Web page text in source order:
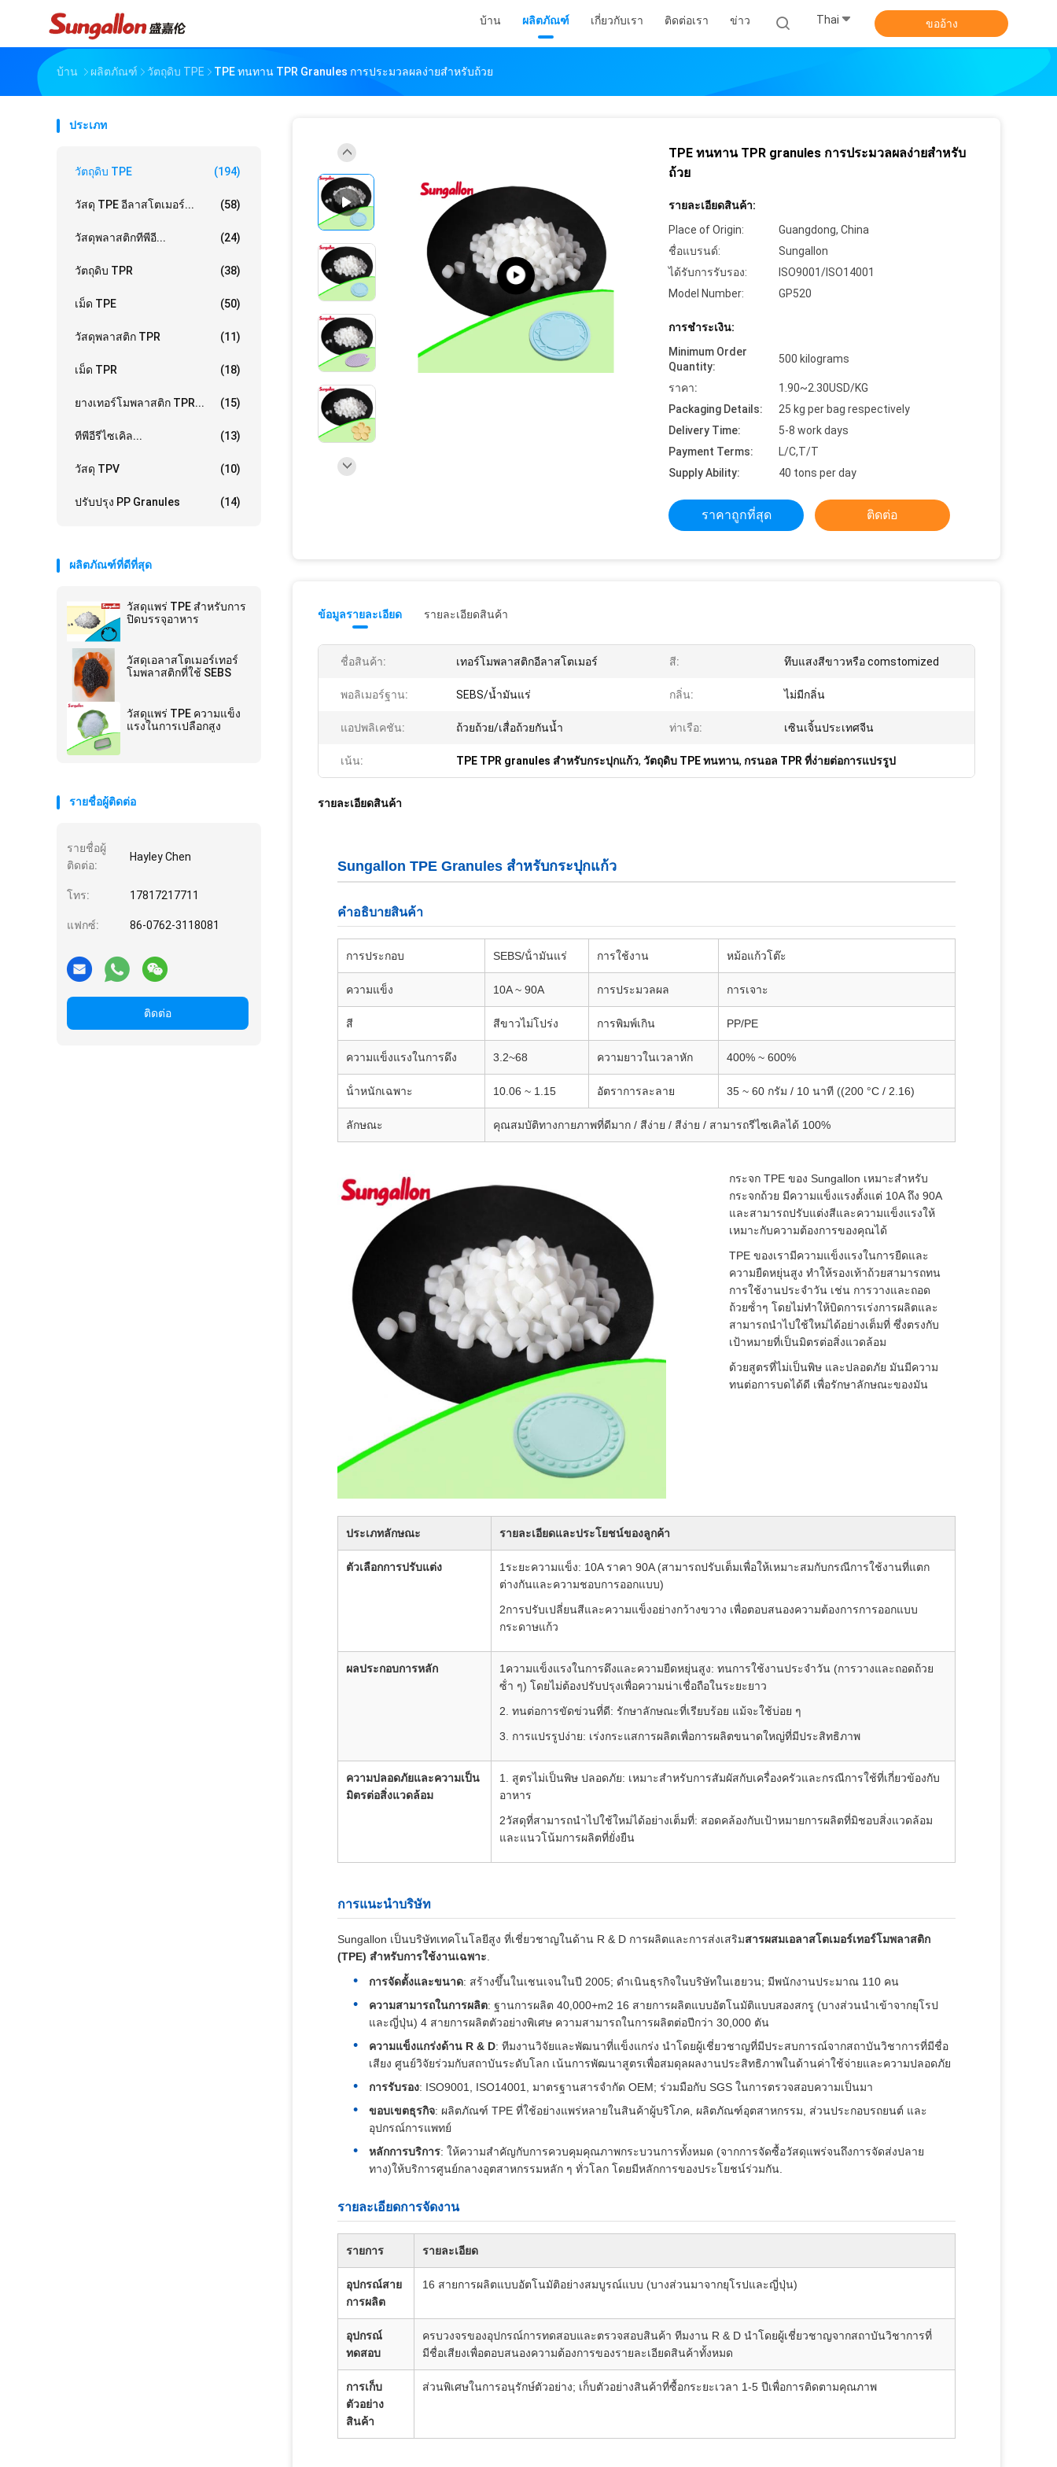
บ้าน ผลิตภัณฑ์ เกี่ยวกับเรา ติดต่อเรา ข่าว Thai ขออ้าง
บ้าน ผลิตภัณฑ์ วัตถุดิบ TPE TPE ทนทาน TPR Granules การประมวลผลง่ายสําหรับถ้วย
ประเภท
วัตถุดิบ TPE (194)
วัสดุ TPE อีลาสโตเมอร์... (58)
วัสดุพลาสติกทีพีอี... (24)
วัตถุดิบ TPR (38)
เม็ด TPE (50)
วัสดุพลาสติก TPR (11)
เม็ด TPR (18)
ยางเทอร์โมพลาสติก TPR... (15)
ทีพีอีรีไซเคิล... (13)
วัสดุ TPV (10)
ปรับปรุง PP Granules (14)
ผลิตภัณฑ์ที่ดีที่สุด
วัสดุแพร่ TPE สําหรับการ
ปิดบรรจุอาหาร
วัสดุเอลาสโตเมอร์เทอร์
โมพลาสติกที่ใช้ SEBS
วัสดุแพร่ TPE ความแข็ง
แรงในการเปลือกสูง
รายชื่อผู้ติดต่อ
รายชื่อผู้
ติดต่อ:
Hayley Chen
โทร: 17817217711
แฟกซ์: 86-0762-3118081
ติดต่อ
TPE ทนทาน TPR granules การประมวลผลง่ายสําหรับ
ถ้วย
รายละเอียดสินค้า:
Place of Origin:
Guangdong, China
ชื่อแบรนด์:
Sungallon
ได้รับการรับรอง:
ISO9001/ISO14001
Model Number:
GP520
การชำระเงิน:
Minimum Order
Quantity:
500 kilograms
ราคา:
1.90~2.30USD/KG
Packaging Details:
25 kg per bag respectively
Delivery Time:
5-8 work days
Payment Terms:
L/C,T/T
Supply Ability:
40 tons per day
ราคาถูกที่สุด ติดต่อ
ข้อมูลรายละเอียด รายละเอียดสินค้า
ชื่อสินค้า: เทอร์โมพลาสติกอีลาสโตเมอร์ สี: ทึบแสงสีขาวหรือ comstomized
พอลิเมอร์ฐาน: SEBS/น้ำมันแร่ กลิ่น: ไม่มีกลิ่น
แอปพลิเคชัน: ถ้วยถ้วย/เสื่อถ้วยกันน้ำ ท่าเรือ: เซินเจิ้นประเทศจีน
เน้น: TPE TPR granules สําหรับกระปุกแก้ว, วัตถุดิบ TPE ทนทาน, กรนอล TPR ที่ง่ายต่อการแปรรูป
รายละเอียดสินค้า
Sungallon TPE Granules สําหรับกระปุกแก้ว
คําอธิบายสินค้า
การประกอบ SEBS/น้ํามันแร่ การใช้งาน หม้อแก้วโต๊ะ
ความแข็ง 10A ~ 90A การประมวลผล การเจาะ
สี สีขาวไม่โปร่ง การพิมพ์เกิน PP/PE
ความแข็งแรงในการดึง 3.2~68 ความยาวในเวลาหัก 400% ~ 600%
น้ําหนักเฉพาะ 10.06 ~ 1.15 อัตราการละลาย 35 ~ 60 กรัม / 10 นาที ((200 °C / 2.16)
ลักษณะ คุณสมบัติทางกายภาพที่ดีมาก / สีง่าย / สีง่าย / สามารถรีไซเคิลได้ 100%
กระจก TPE ของ Sungallon เหมาะสําหรับ
กระจกถ้วย มีความแข็งแรงตั้งแต่ 10A ถึง 90A
และสามารถปรับแต่งสีและความแข็งแรงให้
เหมาะกับความต้องการของคุณได้
TPE ของเรามีความแข็งแรงในการยืดและ
ความยืดหยุ่นสูง ทําให้รองเท้าถ้วยสามารถทน
การใช้งานประจําวัน เช่น การวางและถอด
ถ้วยซ้ําๆ โดยไม่ทําให้บิดการเร่งการผลิตและ
สามารถนําไปใช้ใหม่ได้อย่างเต็มที่ ซึ่งตรงกับ
เป้าหมายที่เป็นมิตรต่อสิ่งแวดล้อม
ด้วยสูตรที่ไม่เป็นพิษ และปลอดภัย มันมีความ
ทนต่อการบดได้ดี เพื่อรักษาลักษณะของมัน
ประเภทลักษณะ รายละเอียดและประโยชน์ของลูกค้า
ตัวเลือกการปรับแต่ง
1ระยะความแข็ง: 10A ราคา 90A (สามารถปรับเต็มเพื่อให้เหมาะสมกับกรณีการใช้งานที่แตก
ต่างกันและความชอบการออกแบบ)
2การปรับเปลี่ยนสีและความแข็งอย่างกว้างขวาง เพื่อตอบสนองความต้องการการออกแบบ
กระดาษแก้ว
ผลประกอบการหลัก
1ความแข็งแรงในการดึงและความยืดหยุ่นสูง: ทนการใช้งานประจําวัน (การวางและถอดถ้วย
ซ้ํา ๆ) โดยไม่ต้องปรับปรุงเพื่อความน่าเชื่อถือในระยะยาว
2. ทนต่อการขัดข่วนที่ดี: รักษาลักษณะที่เรียบร้อย แม้จะใช้บ่อย ๆ
3. การแปรรูปง่าย: เร่งกระแสการผลิตเพื่อการผลิตขนาดใหญ่ที่มีประสิทธิภาพ
ความปลอดภัยและความเป็น
มิตรต่อสิ่งแวดล้อม
1. สูตรไม่เป็นพิษ ปลอดภัย: เหมาะสําหรับการสัมผัสกับเครื่องครัวและกรณีการใช้ที่เกี่ยวข้องกับ
อาหาร
2วัสดุที่สามารถนําไปใช้ใหม่ได้อย่างเต็มที่: สอดคล้องกับเป้าหมายการผลิตที่มิชอบสิ่งแวดล้อม
และแนวโน้มการผลิตที่ยั่งยืน
การแนะนําบริษัท
Sungallon เป็นบริษัทเทคโนโลยีสูง ที่เชี่ยวชาญในด้าน R & D การผลิตและการส่งเสริมสารผสมเอลาสโตเมอร์เทอร์โมพลาสติก
(TPE) สําหรับการใช้งานเฉพาะ
การจัดตั้งและขนาด: สร้างขึ้นในเชนเจนในปี 2005; ดําเนินธุรกิจในบริษัทในเฮยวน; มีพนักงานประมาณ 110 คน
ความสามารถในการผลิต: ฐานการผลิต 40,000+m2 16 สายการผลิตแบบอัตโนมัติแบบสองสกรู (บางส่วนนําเข้าจากยุโรป
และญี่ปุ่น) 4 สายการผลิตตัวอย่างพิเศษ ความสามารถในการผลิตต่อปีกว่า 30,000 ตัน
ความแข็งแกร่งด้าน R & D: ทีมงานวิจัยและพัฒนาที่แข็งแกร่ง นําโดยผู้เชี่ยวชาญที่มีประสบการณ์จากสถาบันวิชาการที่มีชื่อ
เสียง ศูนย์วิจัยร่วมกับสถาบันระดับโลก เน้นการพัฒนาสูตรเพื่อสมดุลผลงานประสิทธิภาพในด้านค่าใช้จ่ายและความปลอดภัย
การรับรอง: ISO9001, ISO14001, มาตรฐานสารจํากัด OEM; ร่วมมือกับ SGS ในการตรวจสอบความเป็นมา
ขอบเขตธุรกิจ: ผลิตภัณฑ์ TPE ที่ใช้อย่างแพร่หลายในสินค้าผู้บริโภค, ผลิตภัณฑ์อุตสาหกรรม, ส่วนประกอบรถยนต์ และ
อุปกรณ์การแพทย์
หลักการบริการ: ให้ความสําคัญกับการควบคุมคุณภาพกระบวนการทั้งหมด (จากการจัดซื้อวัสดุแพร่จนถึงการจัดส่งปลาย
ทาง)ให้บริการศูนย์กลางอุตสาหกรรมหลัก ๆ ทั่วโลก โดยมีหลักการของประโยชน์ร่วมกัน.
รายละเอียดการจัดงาน
รายการ รายละเอียด
อุปกรณ์สาย
การผลิต
16 สายการผลิตแบบอัตโนมัติอย่างสมบูรณ์แบบ (บางส่วนมาจากยุโรปและญี่ปุ่น)
อุปกรณ์
ทดสอบ
ครบวงจรของอุปกรณ์การทดสอบและตรวจสอบสินค้า ทีมงาน R & D นําโดยผู้เชี่ยวชาญจากสถาบันวิชาการที่
มีชื่อเสียงเพื่อตอบสนองความต้องการของรายละเอียดสินค้าทั้งหมด
การเก็บ
ตัวอย่าง
สินค้า
ส่วนพิเศษในการอนุรักษ์ตัวอย่าง; เก็บตัวอย่างสินค้าที่ซื้อกระยะเวลา 1-5 ปีเพื่อการติดตามคุณภาพ